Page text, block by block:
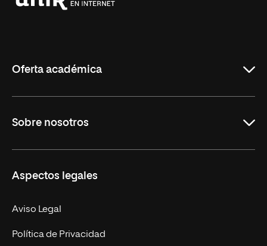
Oferta académica
Másteres Oficiales
Doctorados
Experto Universitario
Postgrados
Sobre nosotros
Facultades
Nuestro Equipo
Trabaja en UNIR
Aspectos legales
Aviso Legal
Política de Privacidad